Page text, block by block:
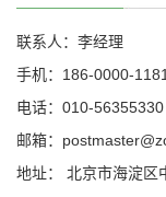
联系人：李经理
手机：186-0000-
电话：010-56355330
邮箱：
地址： 北京市海淀区